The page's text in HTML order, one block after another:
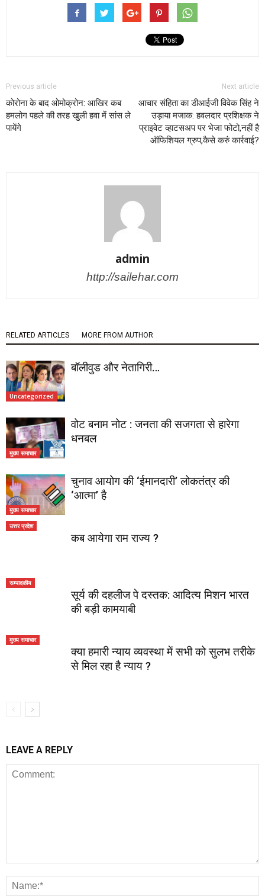
Previous article
कोरोना के बाद ओमोक्रोन: आखिर कब
हमलोग पहले की तरह खुली हवा में सांस ले
पायेंगे
Next article
आचार संहिता का डीआईजी विवेक सिंह ने
उड़ाया मजाक: हवलदार प्रशिक्षक ने
प्राइवेट व्हाटसअप पर भेजा फोटो,नहीं है
ऑफिशियल ग्रुप,कैसे करुं कार्रवाई?
admin
http://sailehar.com
RELATED ARTICLES MORE FROM AUTHOR
Uncategorized
बॉलीवुड और नेतागिरी…
मुख्य समाचार
वोट बनाम नोट : जनता की सजगता से हारेगा
धनबल
मुख्य समाचार
चुनाव आयोग की ‘ईमानदारी’ लोकतंत्र की
‘आत्मा’ है
उत्तर प्रदेश
कब आयेगा राम राज्य ?
सम्पादकीय
सूर्य की दहलीज पे दस्तक: आदित्य मिशन भारत
की बड़ी कामयाबी
मुख्य समाचार
क्या हमारी न्याय व्यवस्था में सभी को सुलभ तरीके
से मिल रहा है न्याय ?
LEAVE A REPLY